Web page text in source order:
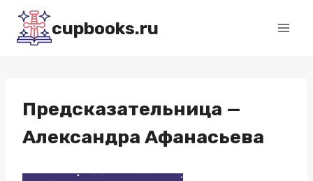
Перейти
содержимому
cupbooks.ru
Предсказательница —
Александра Афанасьева